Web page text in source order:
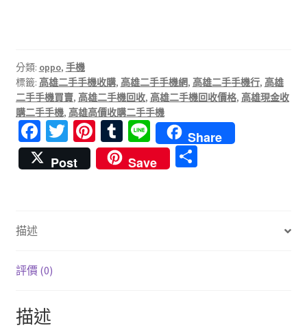
分類: oppo, 手機
標籤: 高雄二手手機收購, 高雄二手手機網, 高雄二手手機行, 高雄
二手手機買賣, 高雄二手機回收, 高雄二手機回收價格, 高雄現金收
購二手手機, 高雄高價收購二手手機
Fa
ce
b
T
wi
tt
Pi
nt
er
T
u
m
Li
n
e
Share
Post
Save
分
描述
評價 (0)
描述